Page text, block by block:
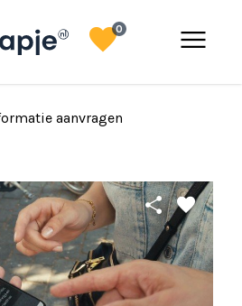
menu
favorite0
aanvragen
share favorite